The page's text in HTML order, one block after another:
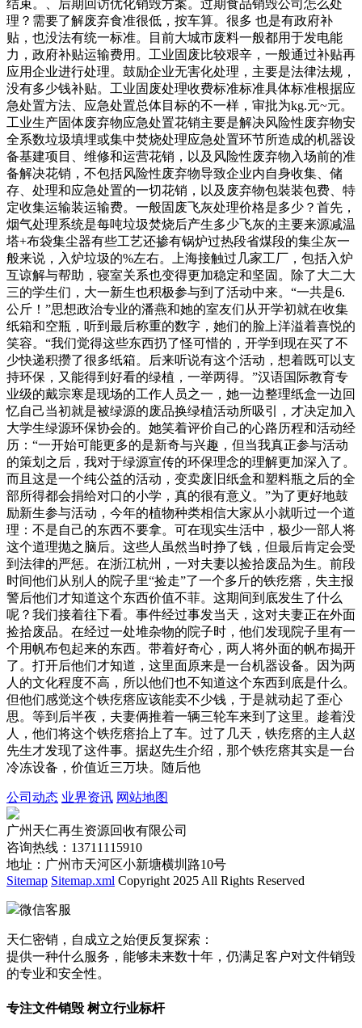
结束。、后期回访优化销毁方案。过期食品销毁公司怎么处
理？需要了解废弃食准很低，按车算。很多 也是有政府补
贴，也没法有统一标准。目前大城市废料一般都用于发电能
力，政府补贴运输费用。工业固废比较艰辛，一般通过补贴再
应用企业进行处理。鼓励企业无害化处理，主要是法律法规，
没有多少钱补贴。工业固废处理收费标准标准具体标准根据应
急处置方法、应急处置总体目标的不一样，审批为kg.元~元。
工业生产固体废弃物应急处置花销主要是解决风险性废弃物安
全系数垃圾填埋或集中焚烧处理应急处置环节所造成的机器设
备基建项目、维修和运营花销，以及风险性废弃物入场前的准
备解决花销，不包括风险性废弃物导致企业内自身收集、储
存、处理和应急处置的一切花销，以及废弃物包裝装包费、特
定收集运输装运输费。一般固废飞灰处理价格是多少？首先，
烟气处理系统是每吨垃圾焚烧后产生多少飞灰的主要来源减温
塔+布袋集尘器有些工艺还掺有锅炉过热段省煤段的集尘灰一
般来说，入炉垃圾的%左右。上海接触过几家工厂，包括入炉
互谅解与帮助，寝室关系也变得更加稳定和坚固。除了大二大
三的学生们，大一新生也积极参与到了活动中来。“一共是6.
公斤！”思想政治专业的潘燕和她的室友们从开学初就在收集
纸箱和空瓶，听到最后称重的数字，她们的脸上洋溢着喜悦的
笑容。“我们觉得这些东西扔了怪可惜的，开学到现在买了不
少快递积攒了很多纸箱。后来听说有这个活动，想着既可以支
持环保，又能得到好看的绿植，一举两得。”汉语国际教育专
业级的戴宗寒是现场的工作人员之一，她一边整理纸盒一边回
忆自己当初就是被绿源的废品换绿植活动所吸引，才决定加入
大学生绿源环保协会的。她笑着评价自己的心路历程和活动经
历：“一开始可能更多的是新奇与兴趣，但当我真正参与活动
的策划之后，我对于绿源宣传的环保理念的理解更加深入了。
而且这是一个纯公益的活动，变卖废旧纸盒和塑料瓶之后的全
部所得都会捐给对口的小学，真的很有意义。”为了更好地鼓
励新生参与活动，今年的植物种类相信大家从小就听过一个道
理：不是自己的东西不要拿。可在现实生活中，极少一部人将
这个道理抛之脑后。这些人虽然当时挣了钱，但最后肯定会受
到法律的严惩。在浙江杭州，一对夫妻以捡拾废品为生。前段
时间他们从别人的院子里“捡走”了一个多斤的铁疙瘩，失主报
警后他们才知道这个东西价值不菲。这期间到底发生了什么
呢？我们接着往下看。事件经过事发当天，这对夫妻正在外面
捡拾废品。在经过一处堆杂物的院子时，他们发现院子里有一
个用帆布包起来的东西。带着好奇心，两人将外面的帆布揭开
了。打开后他们才知道，这里面原来是一台机器设备。因为两
人的文化程度不高，所以他们也不知道这个东西到底是什么。
但他们感觉这个铁疙瘩应该能卖不少钱，于是就动起了歪心
思。等到后半夜，夫妻俩推着一辆三轮车来到了这里。趁着没
人，他们将这个铁疙瘩抬上了车。过了几天，铁疙瘩的主人赵
先生才发现了这件事。据赵先生介绍，那个铁疙瘩其实是一台
冷冻设备，价值近三万块。随后他
公司动态 业界资讯 网站地图
广州天仁再生资源回收有限公司
咨询热线：13711115910
地址：广州市天河区小新塘横圳路10号
Sitemap Sitemap.xml Copyright 2025 All Rights Reserved
微信客服
天仁密销，自成立之始便反复探索：
提供一种什么服务，能够未来数十年，仍满足客户对文件销毁
的专业和安全性。
专注文件销毁 树立行业标杆